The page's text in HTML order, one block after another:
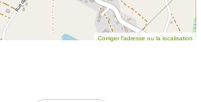
Corriger l’adresse ou la localisation